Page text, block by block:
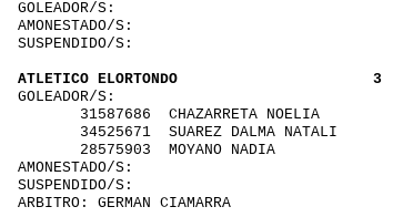
GOLEADOR/S:
AMONESTADO/S:
SUSPENDIDO/S:
ATLETICO ELORTONDO                      3
GOLEADOR/S:
31587686  CHAZARRETA NOELIA
34525671  SUAREZ DALMA NATALI
28575903  MOYANO NADIA
AMONESTADO/S:
SUSPENDIDO/S:
ARBITRO: GERMAN CIAMARRA